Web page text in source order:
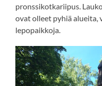
pronssikotkariipus.
ovat olleet pyhiä alueita,
lepopaikkoja.